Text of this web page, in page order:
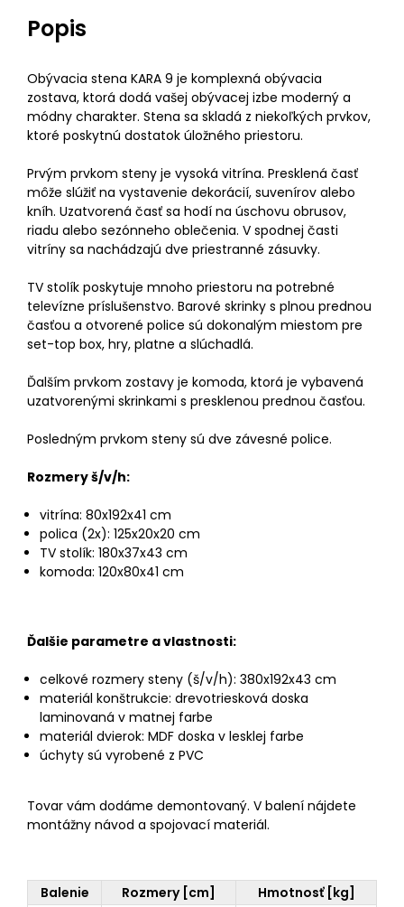
Popis
Obývacia stena KARA 9 je komplexná obývacia
zostava, ktorá dodá vašej obývacej izbe moderný a
módny charakter. Stena sa skladá z niekoľkých prvkov,
ktoré poskytnú dostatok úložného priestoru.
Prvým prvkom steny je vysoká vitrína. Presklená časť
môže slúžiť na vystavenie dekorácií, suvenírov alebo
kníh. Uzatvorená časť sa hodí na úschovu obrusov,
riadu alebo sezónneho oblečenia. V spodnej časti
vitríny sa nachádzajú dve priestranné zásuvky.
TV stolík poskytuje mnoho priestoru na potrebné
televízne príslušenstvo. Barové skrinky s plnou prednou
časťou a otvorené police sú dokonalým miestom pre
set-top box, hry, platne a slúchadlá.
Ďalším prvkom zostavy je komoda, ktorá je vybavená
uzatvorenými skrinkami s presklenou prednou časťou.
Posledným prvkom steny sú dve závesné police.
Rozmery š/v/h:
vitrína: 80x192x41 cm
polica (2x): 125x20x20 cm
TV stolík: 180x37x43 cm
komoda: 120x80x41 cm
Ďalšie parametre a vlastnosti:
celkové rozmery steny (š/v/h): 380x192x43 cm
materiál konštrukcie: drevotriesková doska
laminovaná v matnej farbe
materiál dvierok: MDF doska v lesklej farbe
úchyty sú vyrobené z PVC
Tovar vám dodáme demontovaný. V balení nájdete
montážny návod a spojovací materiál.
Balenie Rozmery [cm]
Hmotnosť [kg]